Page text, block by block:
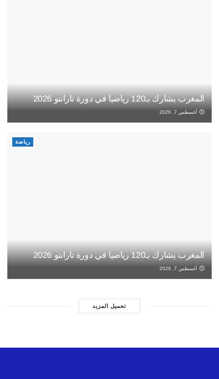
المغرب يشارك بـ120 رياضيا في دورة تارانتو 2026
أغسطس 7, 2026
رياضة
المغرب يشارك بـ120 رياضيا في دورة تارانتو 2026
أغسطس 7, 2026
تحميل المزيد